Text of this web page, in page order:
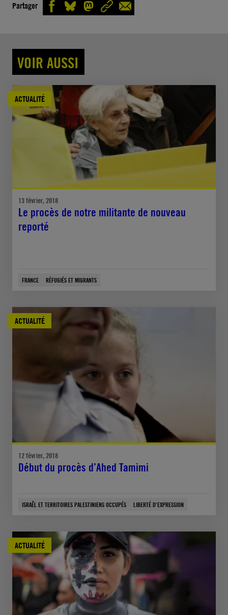
Partager
VOIR AUSSI
ACTUALITÉ
13 février, 2018
Le procès de notre militante de nouveau
reporté
FRANCE RÉFUGIÉS ET MIGRANTS
ACTUALITÉ
12 février, 2018
Début du procès d’Ahed Tamimi
ISRAËL ET TERRITOIRES PALESTINIENS OCCUPÉS LIBERTÉ D'EXPRESSION
ACTUALITÉ